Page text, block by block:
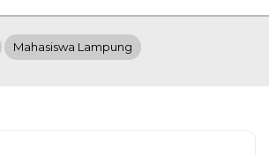
Mahasiswa Lampung